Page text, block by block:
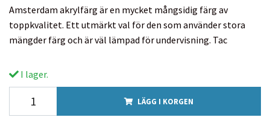
Amsterdam akrylfärg är en mycket mångsidig färg av
toppkvalitet. Ett utmärkt val för den som använder stora
mängder färg och är väl lämpad för undervisning. Tac
I lager.
LÄGG I KORGEN